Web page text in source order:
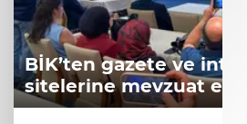
BİK’ten gazete ve
sitelerine mevzuat